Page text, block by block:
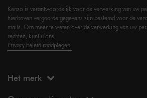
Kenzo is verantwoordelijk voor de verwerking van uw
hierboven vergaarde gegevens zijn bestemd voor de
mails. Om meer te weten over de verwerking van uw
rechten, kunt u ons
Privacy beleid raadplegen.
Het merk